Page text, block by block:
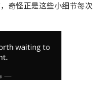
奇怪正是这些小细节每次